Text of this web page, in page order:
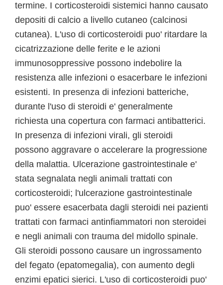
termine. I corticosteroidi sistemici hanno causato
depositi di calcio a livello cutaneo (calcinosi
cutanea). L'uso di corticosteroidi puo' ritardare la
cicatrizzazione delle ferite e le azioni
immunosoppressive possono indebolire la
resistenza alle infezioni o esacerbare le infezioni
esistenti. In presenza di infezioni batteriche,
durante l'uso di steroidi e' generalmente
richiesta una copertura con farmaci antibatterici.
In presenza di infezioni virali, gli steroidi
possono aggravare o accelerare la progressione
della malattia. Ulcerazione gastrointestinale e'
stata segnalata negli animali trattati con
corticosteroidi; l'ulcerazione gastrointestinale
puo' essere esacerbata dagli steroidi nei pazienti
trattati con farmaci antinfiammatori non steroidei
e negli animali con trauma del midollo spinale.
Gli steroidi possono causare un ingrossamento
del fegato (epatomegalia), con aumento degli
enzimi epatici sierici. L'uso di corticosteroidi puo'